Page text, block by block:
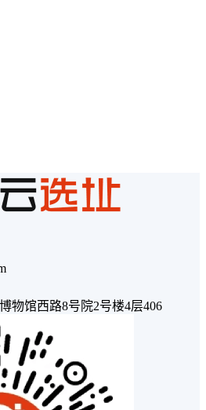
物馆西路8号院2号楼4层406